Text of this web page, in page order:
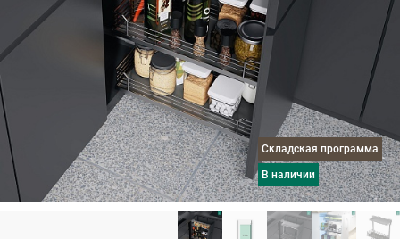
Складская программа
в наличии